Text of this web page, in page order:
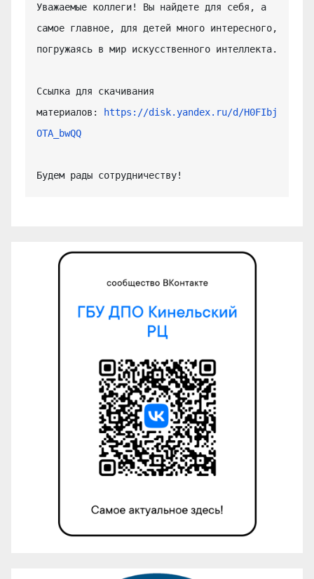
Уважаемые коллеги! Вы найдете для себя, а
самое главное, для детей много интересного,
погружаясь в мир искусственного интеллекта.
Ссылка для скачивания
материалов: https://disk.yandex.ru/d/H0FIbj
OTA_bwQQ
Будем рады сотрудничеству!